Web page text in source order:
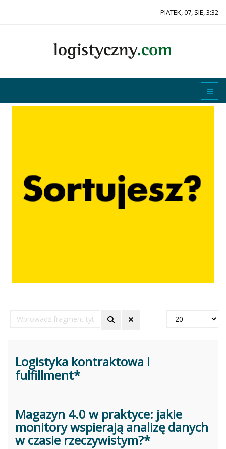
PIĄTEK, 07, SIE, 3:32
Wprowadź
fragment
Pokaż
Logistyka kontraktowa i
fulfillment*
Magazyn 4.0 w praktyce: jakie
monitory wspierają analizę danych
w czasie rzeczywistym?*